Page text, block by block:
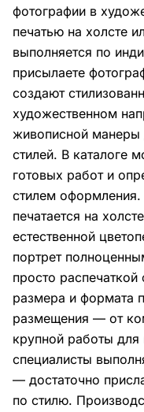
фотографии в
печатью на холсте
выполняется по
присылаете
создают
художественном
живописной манеры
стилей. В каталоге
готовых работ и
стилем
печатается на
естественной
портрет
просто
размера и формата
размещения — от
крупной работы для
специалисты
— достаточно
по стилю.